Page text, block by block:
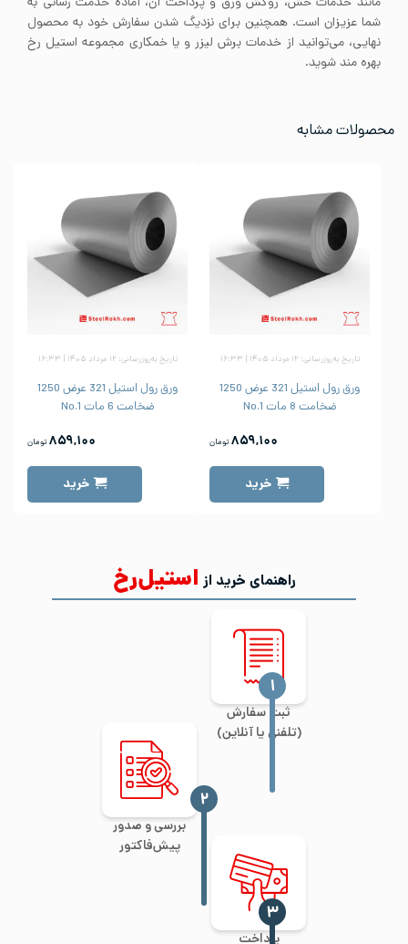
شما عزیزان است. همچنین برای نزدیگ شدن سفارش خود به محصول
نهایی، می‌توانید از خدمات برش لیزر و یا خمکاری مجموعه استیل رخ
بهره مند شوید.
محصولات مشابه
تاریخ به‌روزرسانی: ۱۲ مرداد ۱۴۰۵ | ۱۶:۳۳
ورق رول استیل 321 عرض 1250
ضخامت 8 مات No.1
۸۵۹,۱۰۰ تومان
خرید
تاریخ به‌روزرسانی: ۱۲ مرداد ۱۴۰۵ | ۱۶:۳۳
ورق رول استیل 321 عرض 1250
ضخامت 6 مات No.1
۸۵۹,۱۰۰ تومان
خرید
راهنمای خرید از استیل‌رخ
ثبت سفارش
(تلفنی یا آنلاین)
‍۱
بررسی و صدور
پیش‌فاکتور
‍۲
پرداخت
‍۳